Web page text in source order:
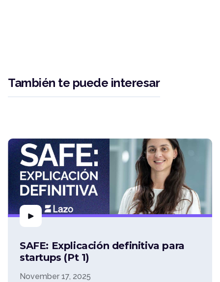
También te puede interesar
SAFE: Explicación definitiva para
startups (Pt 1)
November 17, 2025